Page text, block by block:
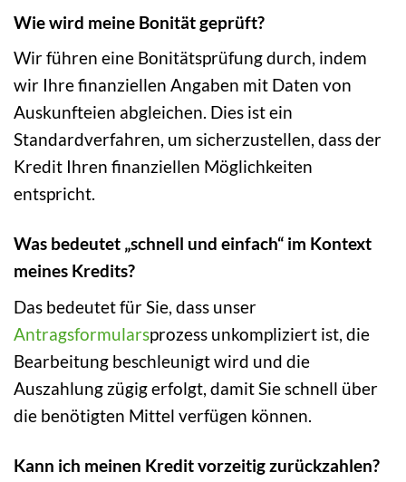
Wie wird meine Bonität geprüft?
Wir führen eine Bonitätsprüfung durch, indem
wir Ihre finanziellen Angaben mit Daten von
Auskunfteien abgleichen. Dies ist ein
Standardverfahren, um sicherzustellen, dass der
Kredit Ihren finanziellen Möglichkeiten
entspricht.
Was bedeutet „schnell und einfach“ im Kontext
meines Kredits?
Das bedeutet für Sie, dass unser
Antragsformularsprozess unkompliziert ist, die
Bearbeitung beschleunigt wird und die
Auszahlung zügig erfolgt, damit Sie schnell über
die benötigten Mittel verfügen können.
Kann ich meinen Kredit vorzeitig zurückzahlen?